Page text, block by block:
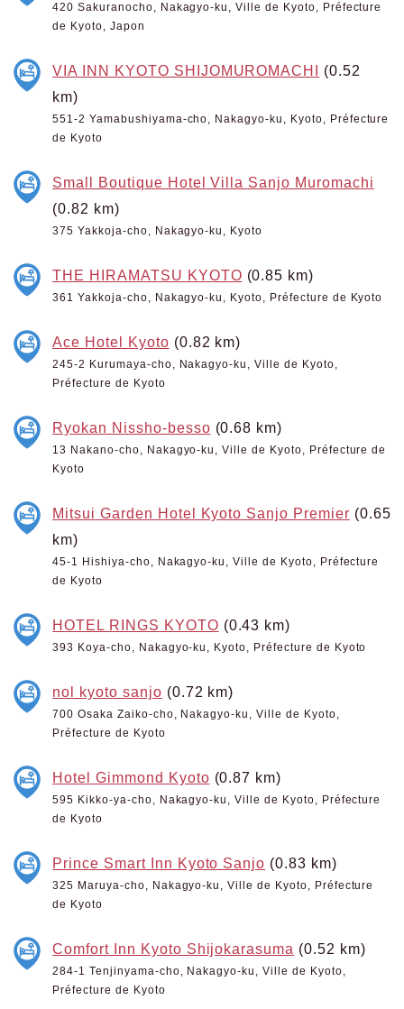
420 Sakuranocho, Nakagyo-ku, Ville de Kyoto, Préfecture
de Kyoto, Japon
VIA INN KYOTO SHIJOMUROMACHI (0.52
km)
551-2 Yamabushiyama-cho, Nakagyo-ku, Kyoto, Préfecture
de Kyoto
Small Boutique Hotel Villa Sanjo Muromachi
(0.82 km)
375 Yakkoja-cho, Nakagyo-ku, Kyoto
THE HIRAMATSU KYOTO (0.85 km)
361 Yakkoja-cho, Nakagyo-ku, Kyoto, Préfecture de Kyoto
Ace Hotel Kyoto (0.82 km)
245-2 Kurumaya-cho, Nakagyo-ku, Ville de Kyoto,
Préfecture de Kyoto
Ryokan Nissho-besso (0.68 km)
13 Nakano-cho, Nakagyo-ku, Ville de Kyoto, Préfecture de
Kyoto
Mitsui Garden Hotel Kyoto Sanjo Premier (0.65
km)
45-1 Hishiya-cho, Nakagyo-ku, Ville de Kyoto, Préfecture
de Kyoto
HOTEL RINGS KYOTO (0.43 km)
393 Koya-cho, Nakagyo-ku, Kyoto, Préfecture de Kyoto
nol kyoto sanjo (0.72 km)
700 Osaka Zaiko-cho, Nakagyo-ku, Ville de Kyoto,
Préfecture de Kyoto
Hotel Gimmond Kyoto (0.87 km)
595 Kikko-ya-cho, Nakagyo-ku, Ville de Kyoto, Préfecture
de Kyoto
Prince Smart Inn Kyoto Sanjo (0.83 km)
325 Maruya-cho, Nakagyo-ku, Ville de Kyoto, Préfecture
de Kyoto
Comfort Inn Kyoto Shijokarasuma (0.52 km)
284-1 Tenjinyama-cho, Nakagyo-ku, Ville de Kyoto,
Préfecture de Kyoto